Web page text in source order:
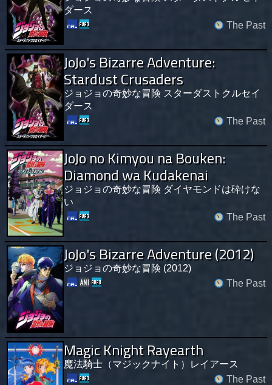
ダース
The Past
JoJo's Bizarre Adventure:
Stardust Crusaders
ジョジョの奇妙な冒険 スターダストクルセイ
ダース
The Past
JoJo no Kimyou na Bouken:
Diamond wa Kudakenai
ジョジョの奇妙な冒険 ダイヤモンドは砕けな
い
The Past
JoJo's Bizarre Adventure (2012)
ジョジョの奇妙な冒険 (2012)
The Past
Magic Knight Rayearth
魔法騎士（マジックナイト）レイアース
The Past